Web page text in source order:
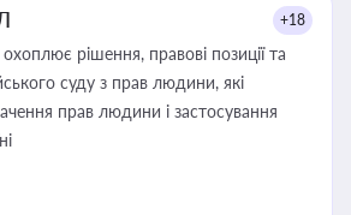
+18
рішення, правові позиції та
суду з прав людини, які
прав людини і застосування